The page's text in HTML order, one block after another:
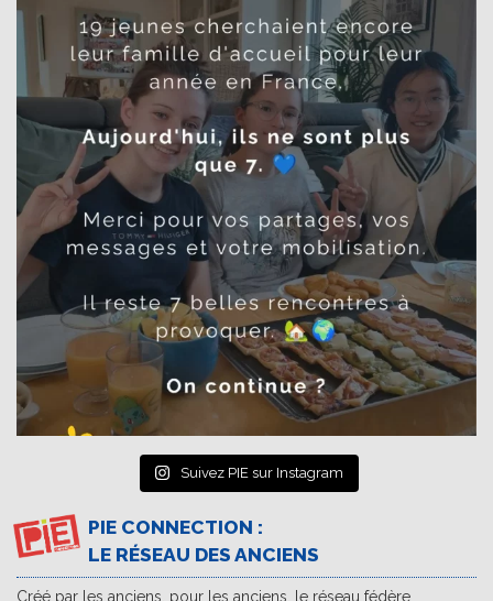
Suivez PIE sur Instagram
PIE CONNECTION :
LE RÉSEAU DES ANCIENS
Créé par les anciens, pour les anciens, le réseau fédère